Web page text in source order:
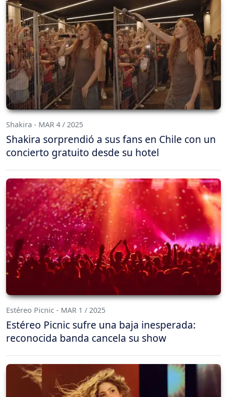
Shakira - MAR 4 / 2025
Shakira sorprendió a sus fans en Chile con un
concierto gratuito desde su hotel
Estéreo Picnic - MAR 1 / 2025
Estéreo Picnic sufre una baja inesperada:
reconocida banda cancela su show